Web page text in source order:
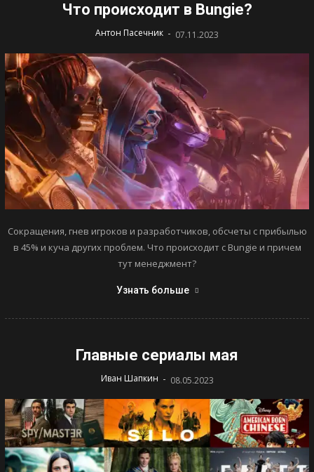
Что происходит в Bungie?
Антон Пасечник - 07.11.2023
Сокращения, гнев игроков и разработчиков, обсчеты с прибылью
в 45% и куча других проблем. Что происходит с Bungie и причем
тут менеджмент?
Узнать больше
Главные сериалы мая
Иван Шапкин - 08.05.2023